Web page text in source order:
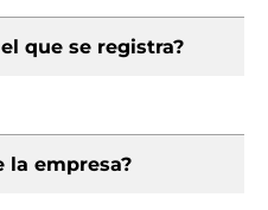
que se registra?
la empresa?